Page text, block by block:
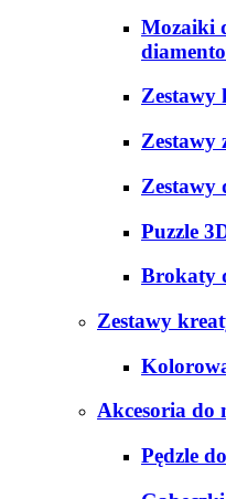
Mozaiki
Zestawy
Zestawy
Zestawy
Puzzle
Brokaty
Zestawy
Akcesoria do
Pędzle